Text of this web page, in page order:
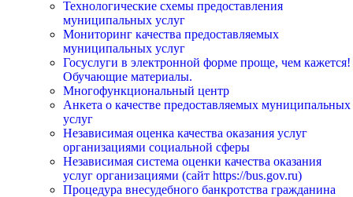
Технологические схемы предоставления
муниципальных услуг
Мониторинг качества предоставляемых
муниципальных услуг
Госуслуги в электронной форме проще, чем кажется!
Обучающие материалы.
Многофункциональный центр
Анкета о качестве предоставляемых муниципальных
услуг
Независимая оценка качества оказания услуг
организациями социальной сферы
Независимая система оценки качества оказания
услуг организациями (сайт https://bus.gov.ru)
Процедура внесудебного банкротства гражданина